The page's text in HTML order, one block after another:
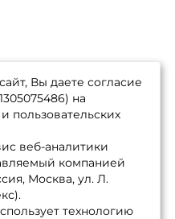
Вы даете согласие
на
пользовательских
веб-аналитики
компанией
Москва, ул. Л.
технологию